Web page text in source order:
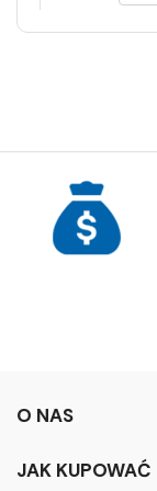
O NAS
JAK KUPOWAĆ